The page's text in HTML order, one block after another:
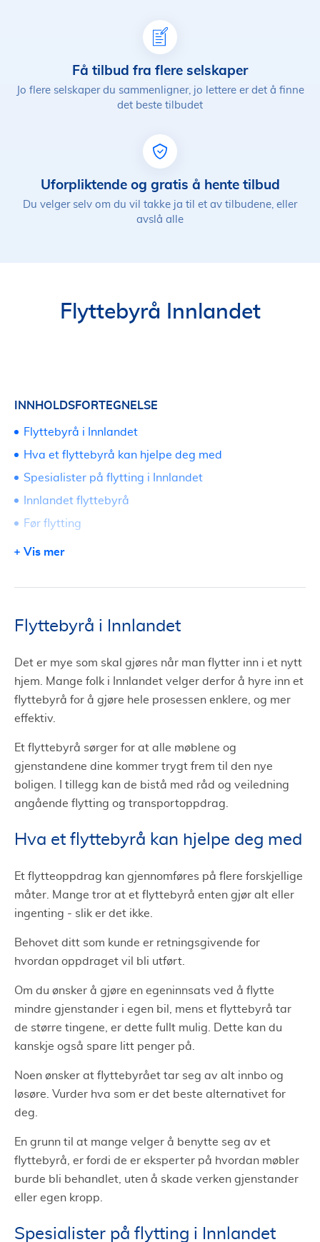
Få tilbud fra flere selskaper
Jo flere selskaper du sammenligner, jo lettere er det å finne
det beste tilbudet
Uforpliktende og gratis å hente tilbud
Du velger selv om du vil takke ja til et av tilbudene, eller
avslå alle
Flyttebyrå Innlandet
Flyttebyrå i Innlandet
Det er mye som skal gjøres når man flytter inn i et nytt
hjem. Mange folk i Innlandet velger derfor å hyre inn et
flyttebyrå for å gjøre hele prosessen enklere, og mer
effektiv.
Et flyttebyrå sørger for at alle møblene og
gjenstandene dine kommer trygt frem til den nye
boligen. I tillegg kan de bistå med råd og veiledning
angående flytting og transportoppdrag.
Hva et flyttebyrå kan hjelpe deg med
Et flytteoppdrag kan gjennomføres på flere forskjellige
måter. Mange tror at et flyttebyrå enten gjør alt eller
ingenting - slik er det ikke.
Behovet ditt som kunde er retningsgivende for
hvordan oppdraget vil bli utført.
Om du ønsker å gjøre en egeninnsats ved å flytte
mindre gjenstander i egen bil, mens et flyttebyrå tar
de større tingene, er dette fullt mulig. Dette kan du
kanskje også spare litt penger på.
Noen ønsker at flyttebyrået tar seg av alt innbo og
løsøre. Vurder hva som er det beste alternativet for
deg.
En grunn til at mange velger å benytte seg av et
flyttebyrå, er fordi de er eksperter på hvordan møbler
burde bli behandlet, uten å skade verken gjenstander
eller egen kropp.
Spesialister på flytting i Innlandet
INNHOLDSFORTEGNELSE
Flyttebyrå i Innlandet
Hva et flyttebyrå kan hjelpe deg med
Spesialister på flytting i Innlandet
Innlandet flyttebyrå
Før flytting
Hva skal være med i flyttelasset?
Pris på flyttebyråer i innlandet
Få gratis og uforpliktende tilbud
Vis mer